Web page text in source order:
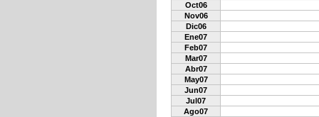
Oct06
Nov06
Dic06
Ene07
Feb07
Mar07
Abr07
May07
Jun07
Jul07
Ago07